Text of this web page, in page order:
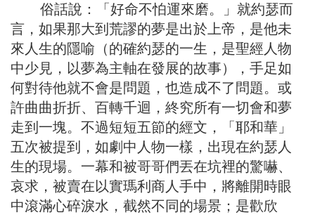
俗話說：「好命不怕運來磨。」就約瑟而
言，如果那大到荒謬的夢是出於上帝，是他未
來人生的隱喻（的確約瑟的一生，是聖經人物
中少見，以夢為主軸在發展的故事），手足如
何對待他就不會是問題，也造成不了問題。或
許曲曲折折、百轉千迴，終究所有一切會和夢
走到一塊。不過短短五節的經文，「耶和華」
五次被提到，如劇中人物一樣，出現在約瑟人
生的現場。一幕和被哥哥們丟在坑裡的驚嚇、
哀求，被賣在以實瑪利商人手中，將離開時眼
中滾滿心碎淚水，截然不同的場景；是歡欣